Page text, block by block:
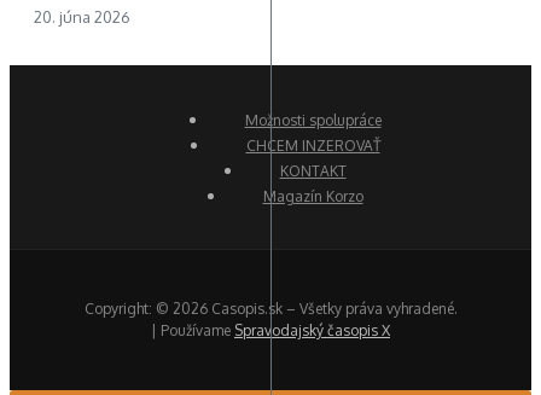
20. júna 2026
Možnosti spolupráce
CHCEM INZEROVAŤ
KONTAKT
Magazín Korzo
Copyright: © 2026 Casopis.sk – Všetky práva vyhradené.
| Používame Spravodajský časopis X